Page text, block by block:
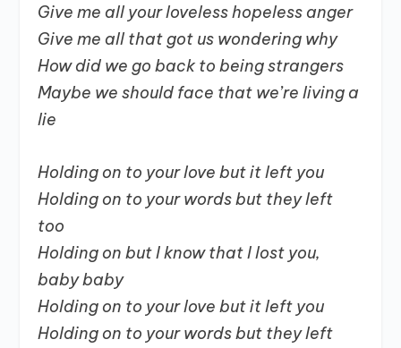
Give me all your loveless hopeless anger
Give me all that got us wondering why
How did we go back to being strangers
Maybe we should face that we’re living a
lie
Holding on to your love but it left you
Holding on to your words but they left
too
Holding on but I know that I lost you,
baby baby
Holding on to your love but it left you
Holding on to your words but they left